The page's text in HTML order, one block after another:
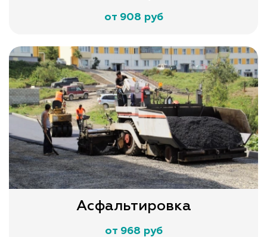
от 908 руб
Асфальтировка
от 968 руб